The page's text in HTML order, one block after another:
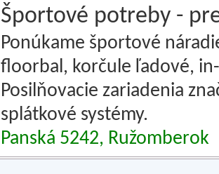
Športové potreby -
Ponúkame športové
floorbal, korčule ľadové,
Posilňovacie zariadenia
splátkové systémy.
Panská 5242, Ružomberok